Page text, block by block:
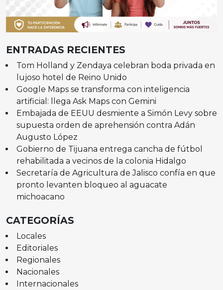
ENTRADAS RECIENTES
Tom Holland y Zendaya celebran boda privada en
lujoso hotel de Reino Unido
Google Maps se transforma con inteligencia
artificial: llega Ask Maps con Gemini
Embajada de EEUU desmiente a Simón Levy sobre
supuesta orden de aprehensión contra Adán
Augusto López
Gobierno de Tijuana entrega cancha de fútbol
rehabilitada a vecinos de la colonia Hidalgo
Secretaría de Agricultura de Jalisco confía en que
pronto levanten bloqueo al aguacate
michoacano
CATEGORÍAS
Locales
Editoriales
Regionales
Nacionales
Internacionales